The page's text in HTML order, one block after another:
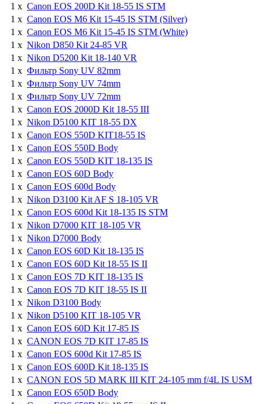
1 x Canon EOS 200D Kit 18-55 IS STM
1 x Canon EOS M6 Kit 15-45 IS STM (Silver)
1 x Canon EOS M6 Kit 15-45 IS STM (White)
1 x Nikon D850 Kit 24-85 VR
1 x Nikon D5200 Kit 18-140 VR
1 x Фильтр Sony UV 82mm
1 x Фильтр Sony UV 74mm
1 x Фильтр Sony UV 72mm
1 x Canon EOS 2000D Kit 18-55 III
1 x Nikon D5100 KIT 18-55 DX
1 x Canon EOS 550D KIT18-55 IS
1 x Canon EOS 550D Body
1 x Canon EOS 550D KIT 18-135 IS
1 x Canon EOS 60D Body
1 x Canon EOS 600d Body
1 x Nikon D3100 Kit AF S 18-105 VR
1 x Canon EOS 600d Kit 18-135 IS STM
1 x Nikon D7000 KIT 18-105 VR
1 x Nikon D7000 Body
1 x Canon EOS 60D Kit 18-135 IS
1 x Canon EOS 60D Kit 18-55 IS II
1 x Canon EOS 7D KIT 18-135 IS
1 x Canon EOS 7D KIT 18-55 IS II
1 x Nikon D3100 Body
1 x Nikon D5100 KIT 18-105 VR
1 x Canon EOS 60D Kit 17-85 IS
1 x CANON EOS 7D KIT 17-85 IS
1 x Canon EOS 600d Kit 17-85 IS
1 x Canon EOS 600D Kit 18-135 IS
1 x CANON EOS 5D MARK III KIT 24-105 mm f/4L IS USM
1 x Canon EOS 650D Body